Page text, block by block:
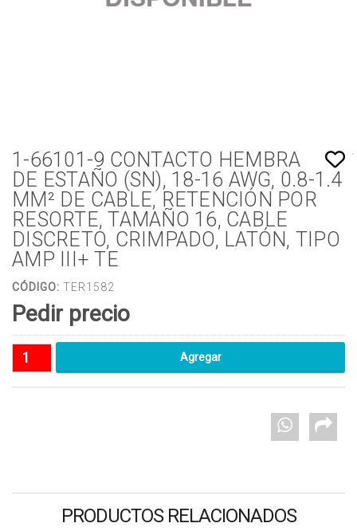
1-66101-9 CONTACTO HEMBRA
DE ESTAÑO (SN), 18-16 AWG, 0.8-1.4
MM² DE CABLE, RETENCIÓN POR
RESORTE, TAMAÑO 16, CABLE
DISCRETO, CRIMPADO, LATÓN, TIPO
AMP III+ TE
CÓDIGO: TER1582
Pedir precio
PRODUCTOS RELACIONADOS